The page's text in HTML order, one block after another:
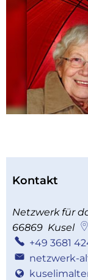
Kontakt
Netzwerk für
66869 Kusel
+49 3681
netzwerk-